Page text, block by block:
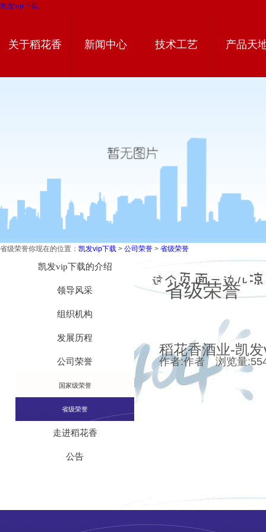
凯发vip下载
关于稻花香 新闻中心 技术工艺 产品天
省级荣誉你现在的位置： 凯发vip下载 > 公司荣誉 > 省级荣誉
技术工艺
凯发vip下载的介绍
领导风采
组织机构
发展历程
公司荣誉
国家级荣誉
省级荣誉
走进稻花香
公告
省级荣誉
稻花香酒业-凯
作者:作者 浏览量